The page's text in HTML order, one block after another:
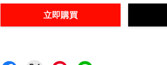
立即購買